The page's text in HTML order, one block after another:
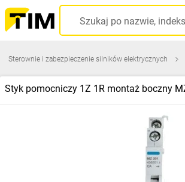
Sterownie i zabezpieczenie silników elektrycznych
Styk pomocniczy 1Z 1R montaż boczny